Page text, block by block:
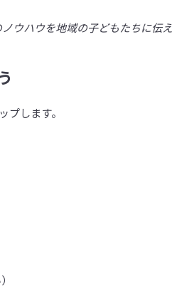
ウハウを地域の子どもたちに伝
プします。